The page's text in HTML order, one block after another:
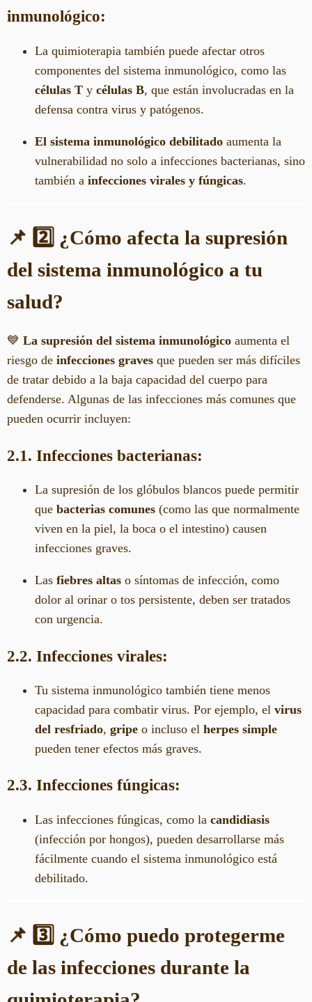
inmunológico:
La quimioterapia también puede afectar otros
componentes del sistema inmunológico, como las
células T y células B, que están involucradas en la
defensa contra virus y patógenos.
El sistema inmunológico debilitado aumenta la
vulnerabilidad no solo a infecciones bacterianas, sino
también a infecciones virales y fúngicas.
📌 2️⃣ ¿Cómo afecta la supresión
del sistema inmunológico a tu
salud?
💙 La supresión del sistema inmunológico aumenta el
riesgo de infecciones graves que pueden ser más difíciles
de tratar debido a la baja capacidad del cuerpo para
defenderse. Algunas de las infecciones más comunes que
pueden ocurrir incluyen:
2.1. Infecciones bacterianas:
La supresión de los glóbulos blancos puede permitir
que bacterias comunes (como las que normalmente
viven en la piel, la boca o el intestino) causen
infecciones graves.
Las fiebres altas o síntomas de infección, como
dolor al orinar o tos persistente, deben ser tratados
con urgencia.
2.2. Infecciones virales:
Tu sistema inmunológico también tiene menos
capacidad para combatir virus. Por ejemplo, el virus
del resfriado, gripe o incluso el herpes simple
pueden tener efectos más graves.
2.3. Infecciones fúngicas:
Las infecciones fúngicas, como la candidiasis
(infección por hongos), pueden desarrollarse más
fácilmente cuando el sistema inmunológico está
debilitado.
📌 3️⃣ ¿Cómo puedo protegerme
de las infecciones durante la